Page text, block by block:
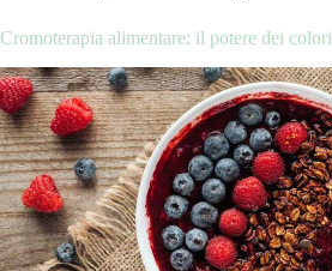
Cromoterapia alimentare: il potere dei colori